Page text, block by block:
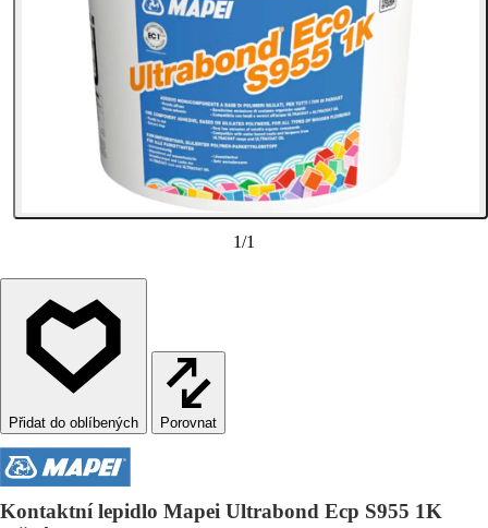
1/1
Porovnat
Kontaktní lepidlo Mapei Ultrabond Ecp S955 1K